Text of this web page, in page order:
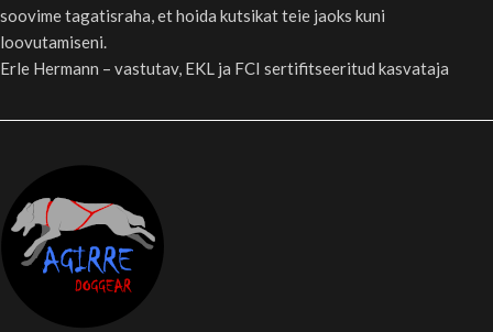
soovime tagatisraha, et hoida kutsikat teie jaoks kuni
loovutamiseni.
Erle Hermann – vastutav, EKL ja FCI sertifitseeritud kasvataja